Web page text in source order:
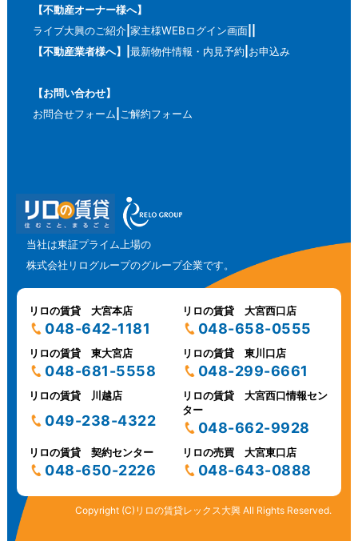
【不動産オーナー様へ】
ライブ大興のご紹介 家主様WEBログイン画面
【不動産業者様へ】
最新物件情報・内見予約 お申込み
【お問い合わせ】
お問合せフォーム ご解約フォーム
当社は東証プライム上場の
株式会社リログループのグループ企業です。
リロの賃貸 大宮本店
048-642-1181
リロの賃貸 大宮西口店
048-658-0555
リロの賃貸 東大宮店
048-681-5558
リロの賃貸 東川口店
048-299-6661
リロの賃貸 川越店
049-238-4322
リロの賃貸 大宮西口情報セン
ター
048-662-9928
リロの賃貸 契約センター
048-650-2226
リロの売買 大宮東口店
048-643-0888
Copyright (C)リロの賃貸レックス大興 All Rights Reserved.